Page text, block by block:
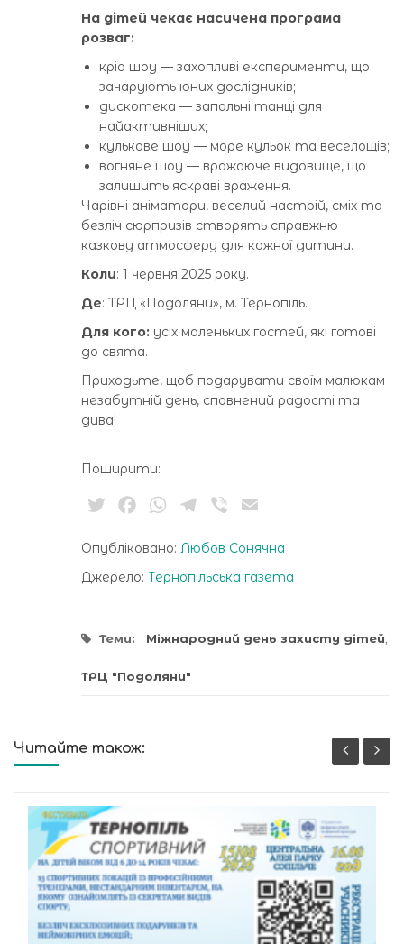
На дітей чекає насичена програма
розваг:
кріо шоу — захопливі експерименти, що
зачарують юних дослідників;
дискотека — запальні танці для
найактивніших;
кулькове шоу — море кульок та веселощів;
вогняне шоу — вражаюче видовище, що
залишить яскраві враження.
Чарівні аніматори, веселий настрій, сміх та
безліч сюрпризів створять справжню
казкову атмосферу для кожної дитини.
Коли: 1 червня 2025 року.
Де: ТРЦ «Подоляни», м. Тернопіль.
Для кого: усіх маленьких гостей, які готові
до свята.
Приходьте, щоб подарувати своїм малюкам
незабутній день, сповнений радості та
дива!
Поширити:
TwitterFacebookWhatsApp
Telegram
Viber
Опубліковано: Любов Сонячна
Джерело: Тернопільська газета
Теми: Міжнародний день захисту дітей
ТРЦ "Подоляни"
Читайте також: